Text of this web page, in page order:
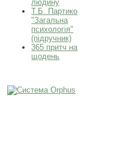
людину
Т.Б. Партико
"Загальна
психологія"
(підручник)
365 притч на
щодень